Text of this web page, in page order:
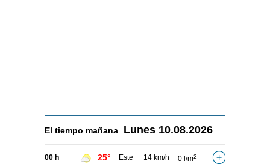
El tiempo mañana Lunes 10.08.2026
00 h 25° Este 14 km/h 0 l/m2